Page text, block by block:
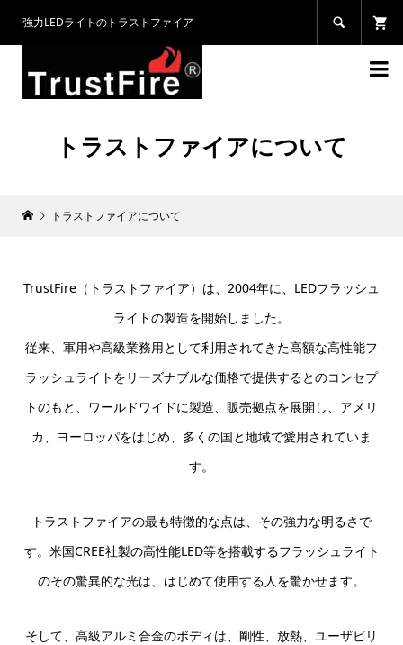
強力LEDライトのトラストファイア 

トラストファイアについて
トラストファイアについて
TrustFire（トラストファイア）は、2004年に、LEDフラッシュ
ライトの製造を開始しました。
従来、軍用や高級業務用として利用されてきた高額な高性能フ
ラッシュライトをリーズナブルな価格で提供するとのコンセプ
トのもと、ワールドワイドに製造、販売拠点を展開し、アメリ
カ、ヨーロッパをはじめ、多くの国と地域で愛用されていま
す。
トラストファイアの最も特徴的な点は、その強力な明るさで
す。米国CREE社製の高性能LED等を搭載するフラッシュライト
のその驚異的な光は、はじめて使用する人を驚かせます。
そして、高級アルミ合金のボディは、剛性、放熱、ユーザビリ